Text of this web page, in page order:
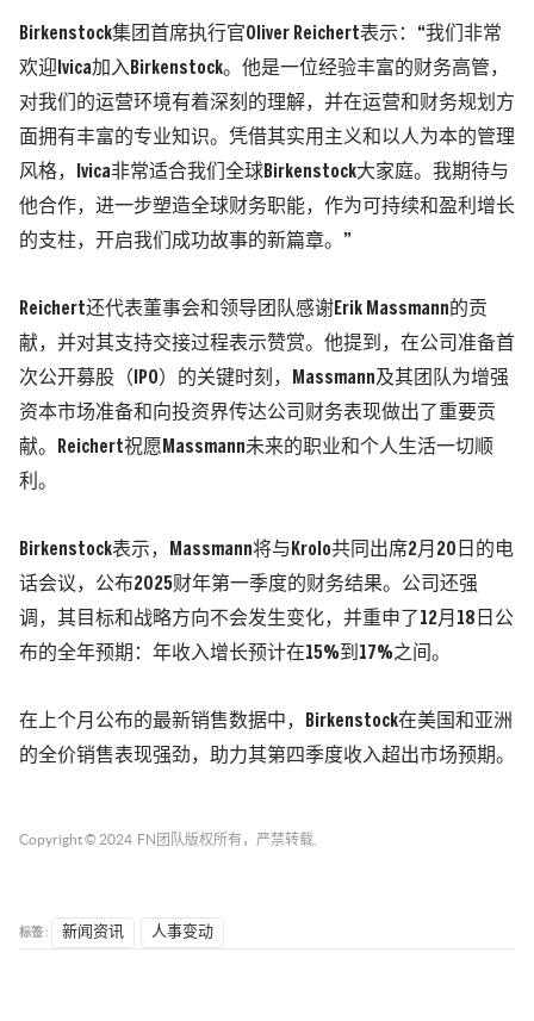
Birkenstock集团首席执行官Oliver Reichert表示：“我们非常
欢迎Ivica加入Birkenstock。他是一位经验丰富的财务高管，
对我们的运营环境有着深刻的理解，并在运营和财务规划方
面拥有丰富的专业知识。凭借其实用主义和以人为本的管理
风格，Ivica非常适合我们全球Birkenstock大家庭。我期待与
他合作，进一步塑造全球财务职能，作为可持续和盈利增长
的支柱，开启我们成功故事的新篇章。”
Reichert还代表董事会和领导团队感谢Erik Massmann的贡
献，并对其支持交接过程表示赞赏。他提到，在公司准备首
次公开募股（IPO）的关键时刻，Massmann及其团队为增强
资本市场准备和向投资界传达公司财务表现做出了重要贡
献。Reichert祝愿Massmann未来的职业和个人生活一切顺
利。
Birkenstock表示，Massmann将与Krolo共同出席2月20日的电
话会议，公布2025财年第一季度的财务结果。公司还强
调，其目标和战略方向不会发生变化，并重申了12月18日公
布的全年预期：年收入增长预计在15%到17%之间。
在上个月公布的最新销售数据中，Birkenstock在美国和亚洲
的全价销售表现强劲，助力其第四季度收入超出市场预期。
Copyright © 2024 FN团队 版权所有，严禁转载.
标签 : 新闻资讯 人事变动